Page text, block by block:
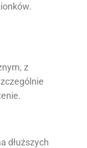
z
dłuższych